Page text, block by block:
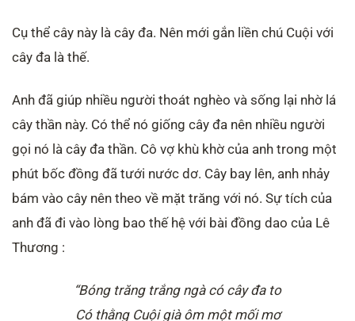
Cụ thể cây này là cây đa. Nên mới gắn liền chú Cuội với
cây đa là thế.
Anh đã giúp nhiều người thoát nghèo và sống lại nhờ lá
cây thần này. Có thể nó giống cây đa nên nhiều người
gọi nó là cây đa thần. Cô vợ khù khờ của anh trong một
phút bốc đồng đã tưới nước dơ. Cây bay lên, anh nhảy
bám vào cây nên theo về mặt trăng với nó. Sự tích của
anh đã đi vào lòng bao thế hệ với bài đồng dao của Lê
Thương :
“Bóng trăng trắng ngà có cây đa to
Có thằng Cuội già ôm một mối mơ